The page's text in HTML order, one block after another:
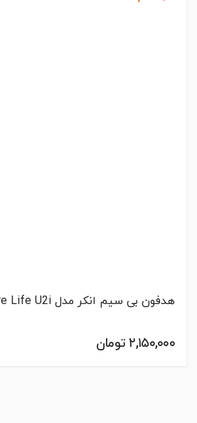
هدفون بی سیم انکر مدل Soundcore Life U2i
۲,۱۵۰,۰۰۰ تومان